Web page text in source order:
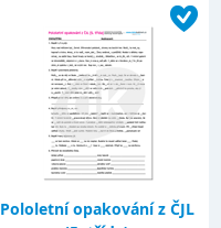
Pololetní opakování z ČJL